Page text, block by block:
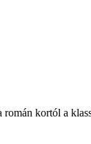
kortól a